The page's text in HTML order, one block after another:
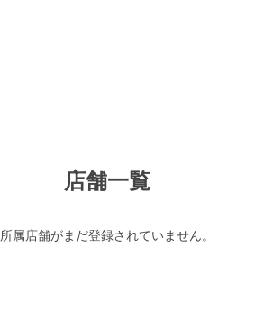
店舗一覧
所属店舗がまだ登録されていません。